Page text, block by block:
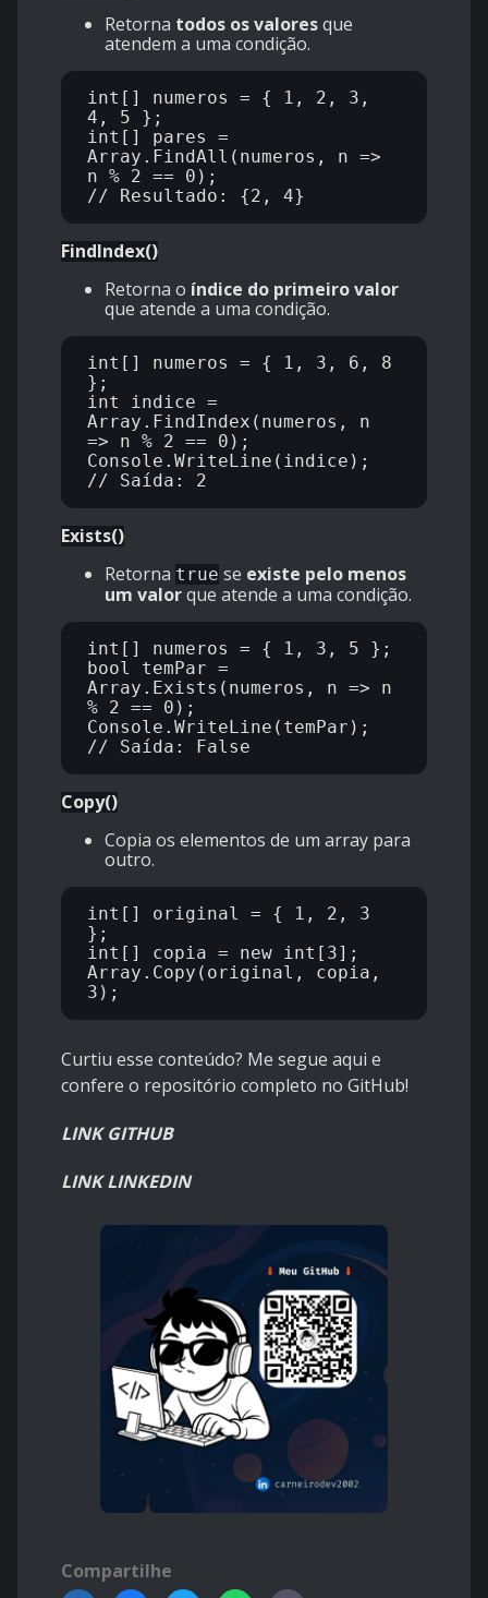
Retorna todos os valoresque
atendem a uma condição.
int[] numeros = { 1, 2, 3,
4, 5 };
int[] pares =
Array.FindAll(numeros, n =>
n % 2 == 0);
FindIndex()
Retorna o índice do primeiro valor
que atende a uma condição.
int[] numeros = { 1, 3, 6, 8
};
int indice =
Array.FindIndex(numeros, n
=> n % 2 == 0);
Console.WriteLine(indice);
Exists()
Retorna true se existe pelo menos
um valorque atende a uma condição.
int[] numeros = { 1, 3, 5 };
bool temPar =
Array.Exists(numeros, n => n
% 2 == 0);
Console.WriteLine(temPar);
Copy()
Copia os elementos de um array para
outro.
int[] original = { 1, 2, 3
};
int[] copia = new int[3];
Array.Copy(original, copia,
Curtiu esse conteúdo? Me segue aqui e
confere o repositório completo no GitHub!
LINK GITHUB
LINK LINKEDIN
Compartilhe